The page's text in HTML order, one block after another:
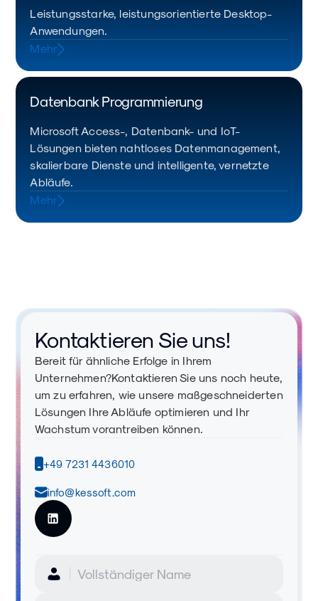
Leistungsstarke, leistungsorientierte Desktop-
Anwendungen.
Mehr
Datenbank Programmierung
Microsoft Access-, Datenbank- und IoT-
Lösungen bieten nahtloses Datenmanagement,
skalierbare Dienste und intelligente, vernetzte
Abläufe.
Mehr
Kontaktieren Sie uns!
Bereit für ähnliche Erfolge in Ihrem
Unternehmen?Kontaktieren Sie uns noch heute,
um zu erfahren, wie unsere maßgeschneiderten
Lösungen Ihre Abläufe optimieren und Ihr
Wachstum vorantreiben können.
+49 7231 4436010
info@kessoft.com